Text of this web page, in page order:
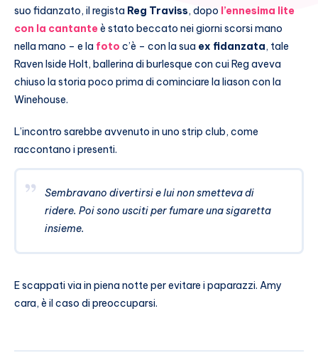
suo fidanzato, il regista Reg Traviss, dopo l’ennesima lite
con la cantante è stato beccato nei giorni scorsi mano
nella mano – e la foto c’è – con la sua ex fidanzata, tale
Raven Iside Holt, ballerina di burlesque con cui Reg aveva
chiuso la storia poco prima di cominciare la liason con la
Winehouse.
L’incontro sarebbe avvenuto in uno strip club, come
raccontano i presenti.
Sembravano divertirsi e lui non smetteva di
ridere. Poi sono usciti per fumare una sigaretta
insieme.
E scappati via in piena notte per evitare i paparazzi. Amy
cara, è il caso di preoccuparsi.